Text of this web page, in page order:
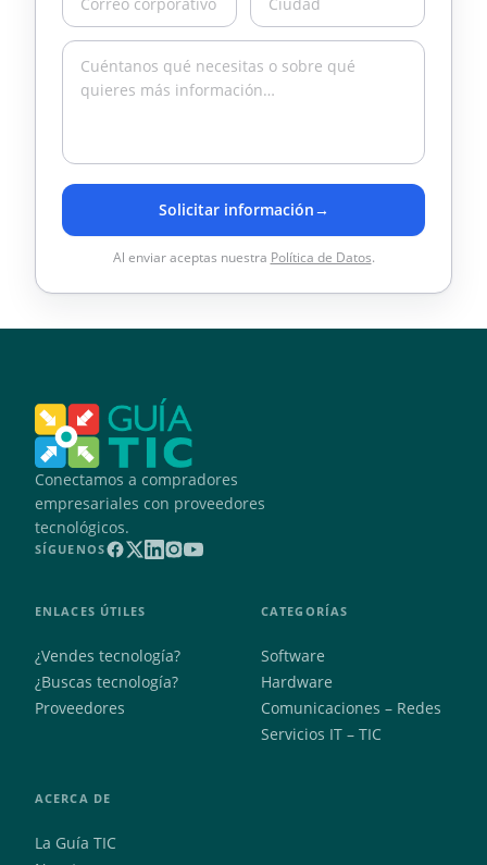
Solicitar información→
Al enviar aceptas nuestra Política de Datos.
Conectamos a compradores
empresariales con proveedores
tecnológicos.
SÍGUENOS
ENLACES ÚTILES
¿Vendes tecnología?
¿Buscas tecnología?
Proveedores
CATEGORÍAS
Software
Hardware
Comunicaciones – Redes
Servicios IT – TIC
ACERCA DE
La Guía TIC